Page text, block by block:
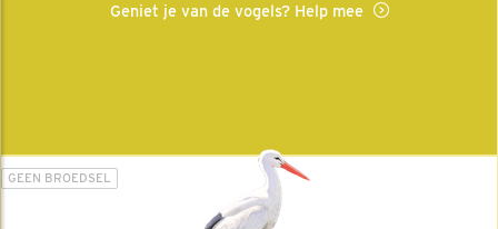
Geniet je van de vogels? Help mee
GEEN BROEDSEL